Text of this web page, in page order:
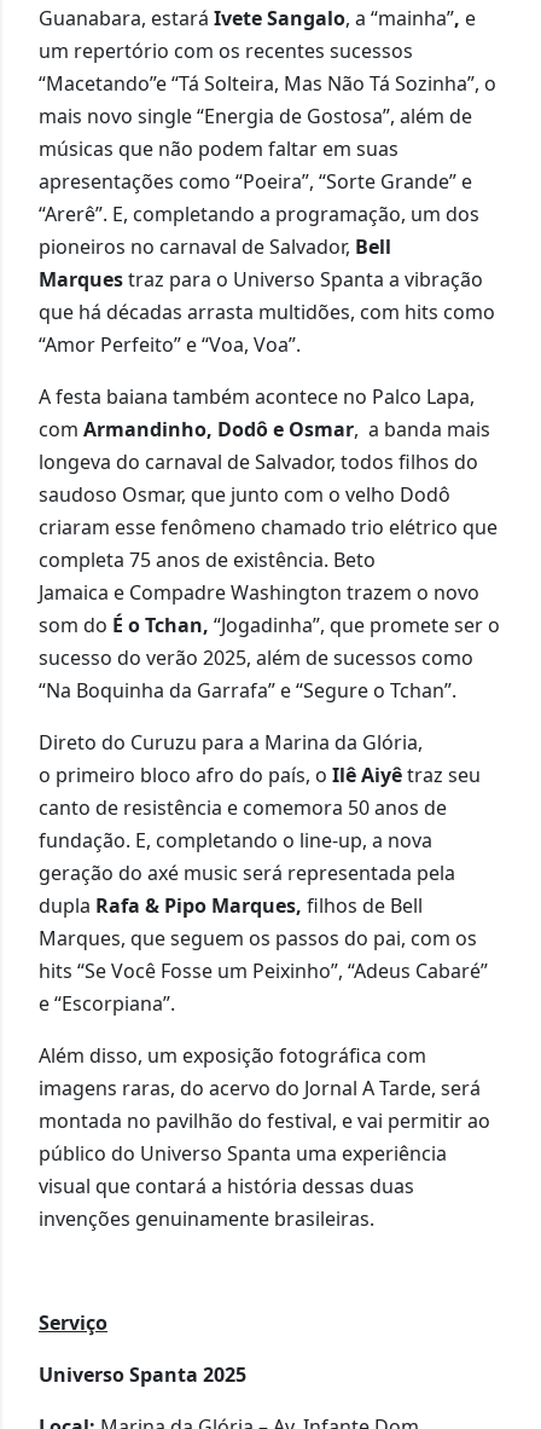
Guanabara, estará Ivete Sangalo, a “mainha”, e
um repertório com os recentes sucessos
“Macetando”e “Tá Solteira, Mas Não Tá Sozinha”, o
mais novo single “Energia de Gostosa”, além de
músicas que não podem faltar em suas
apresentações como “Poeira”, “Sorte Grande” e
“Arerê”. E, completando a programação, um dos
pioneiros no carnaval de Salvador, Bell
Marquestraz para o Universo Spanta a vibração
que há décadas arrasta multidões, com hits como
“Amor Perfeito” e “Voa, Voa”.
A festa baiana também acontece no Palco Lapa,
com Armandinho, Dodô e Osmar, a banda mais
longeva do carnaval de Salvador, todos filhos do
saudoso Osmar, que junto com o velho Dodô
criaram esse fenômeno chamado trio elétrico que
completa 75 anos de existência. Beto
Jamaica e Compadre Washington trazem o novo
som do É o Tchan, “Jogadinha”, que promete ser o
sucesso do verão 2025, além de sucessos como
“Na Boquinha da Garrafa” e “Segure o Tchan”.
Direto do Curuzu para a Marina da Glória,
o primeiro bloco afro do país, o Ilê Aiyêtraz seu
canto de resistência e comemora 50 anos de
fundação. E, completando o line-up, a nova
geração do axé music será representada pela
dupla Rafa & Pipo Marques, filhos de Bell
Marques, que seguem os passos do pai, com os
hits “Se Você Fosse um Peixinho”, “Adeus Cabaré”
e “Escorpiana”.
Além disso, um exposição fotográfica com
imagens raras, do acervo do Jornal A Tarde, será
montada no pavilhão do festival, e vai permitir ao
público do Universo Spanta uma experiência
visual que contará a história dessas duas
invenções genuinamente brasileiras.
Serviço
Universo Spanta 2025